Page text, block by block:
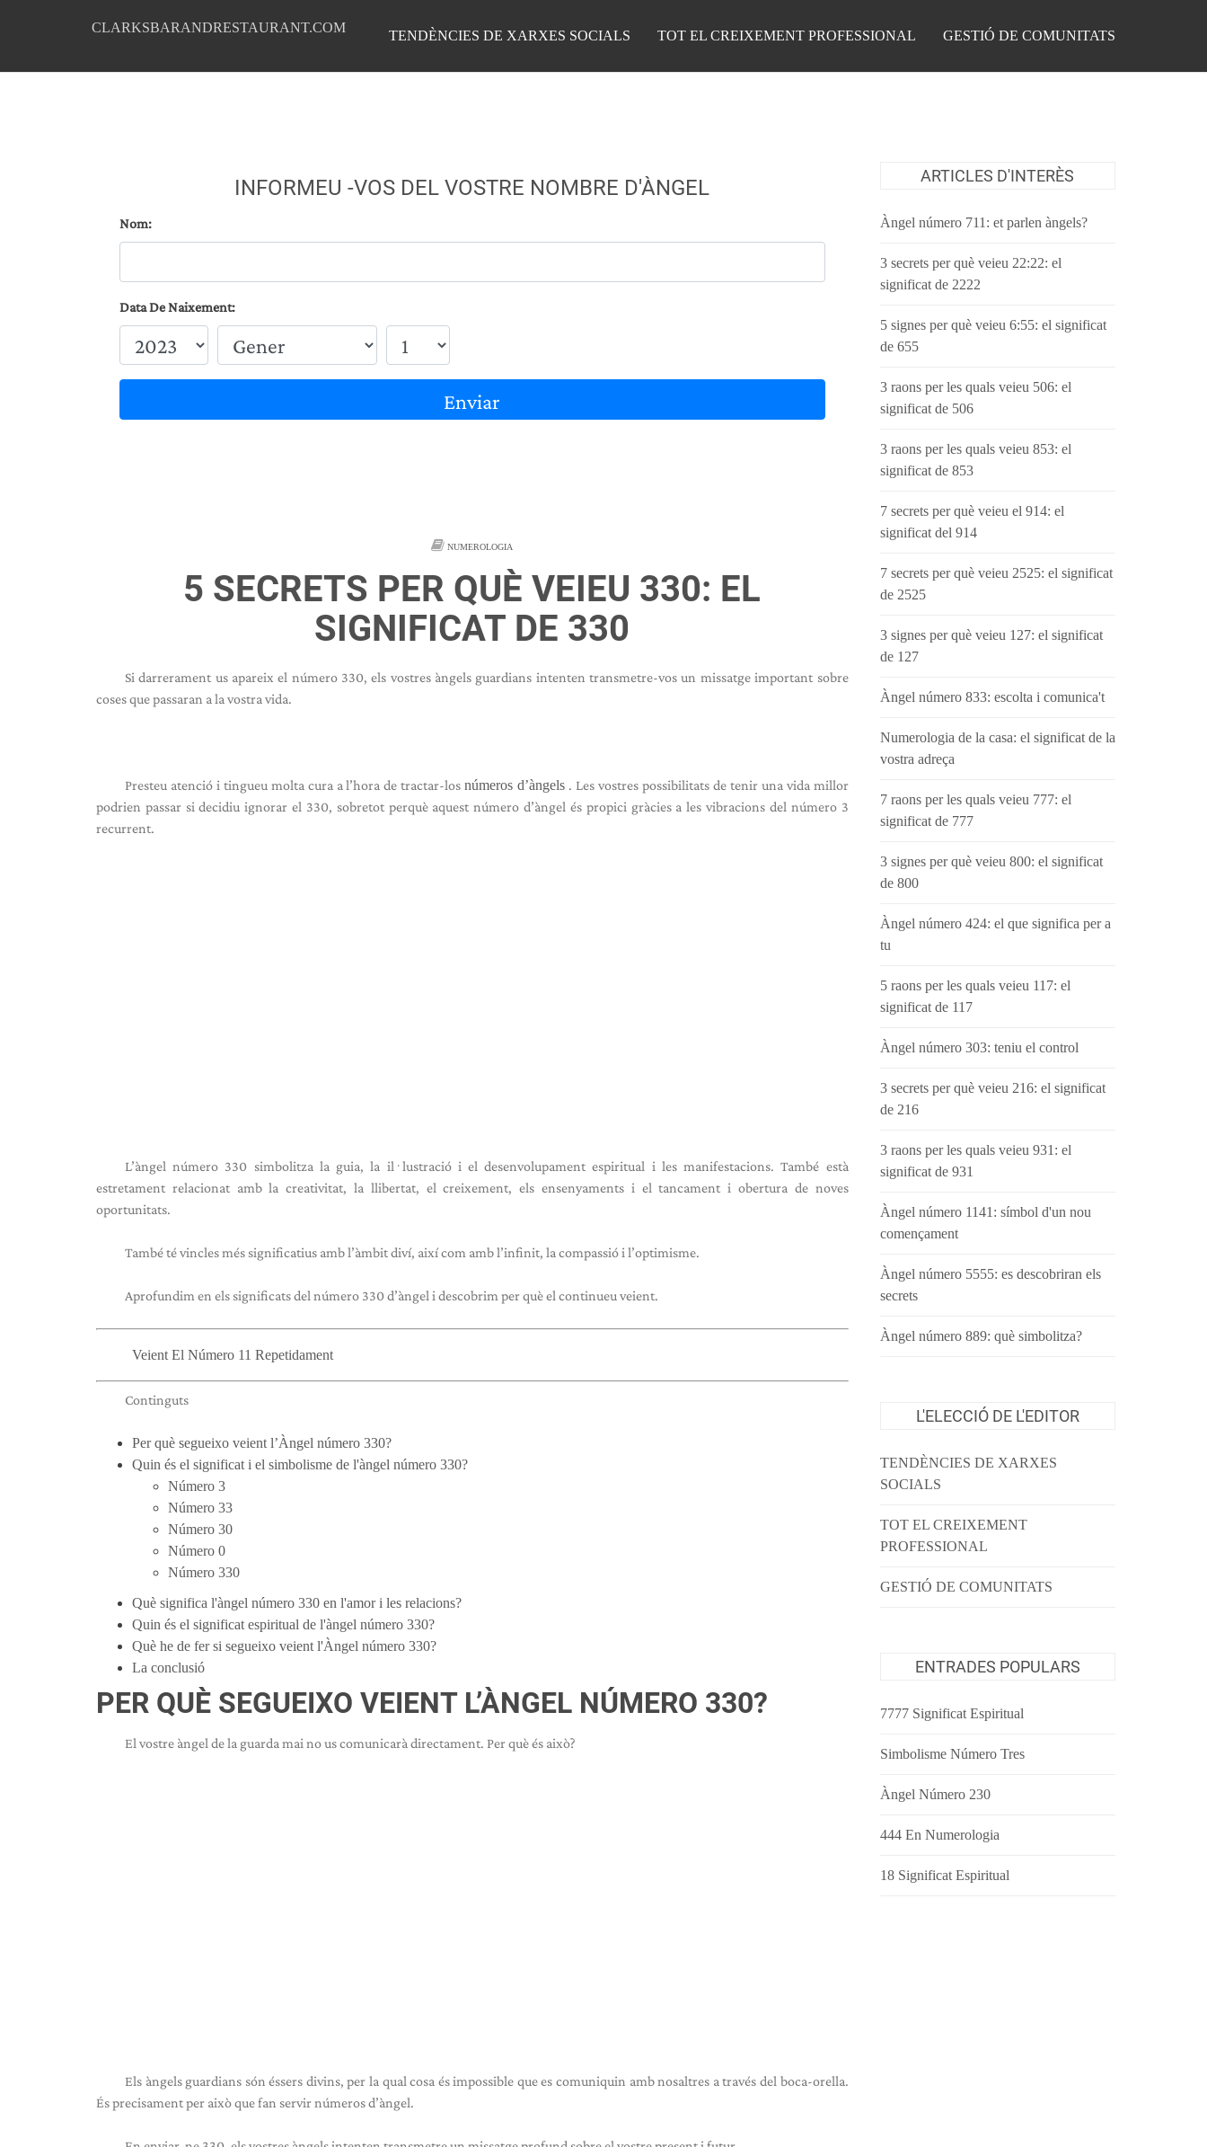
CLARKSBARANDRESTAURANT.COM
TENDÈNCIES DE XARXES SOCIALS TOT EL CREIXEMENT PROFESSIONAL GESTIÓ DE COMUNITATS
INFORMEU -VOS DEL VOSTRE NOMBRE D'ÀNGEL
Nom:
Data De Naixement:
Enviar
NUMEROLOGIA
5 SECRETS PER QUÈ VEIEU 330: EL
SIGNIFICAT DE 330
Si darrerament us apareix el número 330, els vostres àngels guardians intenten transmetre-vos un missatge important sobre
coses que passaran a la vostra vida.
Presteu atenció i tingueu molta cura a l’hora de tractar-losnúmeros d’àngels . Les vostres possibilitats de tenir una vida millor
podrien passar si decidiu ignorar el 330, sobretot perquè aquest número d’àngel és propici gràcies a les vibracions del número 3
recurrent.
L’àngel número 330 simbolitza la guia, la il·lustració i el desenvolupament espiritual i les manifestacions. També està
estretament relacionat amb la creativitat, la llibertat, el creixement, els ensenyaments i el tancament i obertura de noves
oportunitats.
També té vincles més significatius amb l’àmbit diví, així com amb l’infinit, la compassió i l’optimisme.
Aprofundim en els significats del número 330 d’àngel i descobrim per què el continueu veient.
Veient El Número 11 Repetidament
Continguts
Per què segueixo veient l’Àngel número 330?
Quin és el significat i el simbolisme de l'àngel número 330?
Número 3
Número 33
Número 30
Número 0
Número 330
Què significa l'àngel número 330 en l'amor i les relacions?
Quin és el significat espiritual de l'àngel número 330?
Què he de fer si segueixo veient l'Àngel número 330?
La conclusió
PER QUÈ SEGUEIXO VEIENT L’ÀNGEL NÚMERO 330?
El vostre àngel de la guarda mai no us comunicarà directament. Per què és això?
Els àngels guardians són éssers divins, per la qual cosa és impossible que es comuniquin amb nosaltres a través del boca-orella.
És precisament per això que fan servir números d’àngel.
ARTICLES D'INTERÈS
Àngel número 711: et parlen àngels?
3 secrets per què veieu 22:22: el
significat de 2222
5 signes per què veieu 6:55: el significat
de 655
3 raons per les quals veieu 506: el
significat de 506
3 raons per les quals veieu 853: el
significat de 853
7 secrets per què veieu el 914: el
significat del 914
7 secrets per què veieu 2525: el significat
de 2525
3 signes per què veieu 127: el significat
de 127
Àngel número 833: escolta i comunica't
Numerologia de la casa: el significat de la
vostra adreça
7 raons per les quals veieu 777: el
significat de 777
3 signes per què veieu 800: el significat
de 800
Àngel número 424: el que significa per a
tu
5 raons per les quals veieu 117: el
significat de 117
Àngel número 303: teniu el control
3 secrets per què veieu 216: el significat
de 216
3 raons per les quals veieu 931: el
significat de 931
Àngel número 1141: símbol d'un nou
començament
Àngel número 5555: es descobriran els
secrets
Àngel número 889: què simbolitza?
L'ELECCIÓ DE L'EDITOR
TENDÈNCIES DE XARXES
SOCIALS
TOT EL CREIXEMENT
PROFESSIONAL
GESTIÓ DE COMUNITATS
ENTRADES POPULARS
7777 Significat Espiritual
Simbolisme Número Tres
Àngel Número 230
444 En Numerologia
18 Significat Espiritual